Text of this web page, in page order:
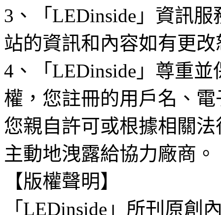
3、「LEDinside」資訊
站的資訊和內容如有更
4、「LEDinside」尊重
權，您註冊的用戶名、
您親自許可或根據相關
主動地洩露給協力廠商。
【版權聲明】
「LEDinside」所刊原創